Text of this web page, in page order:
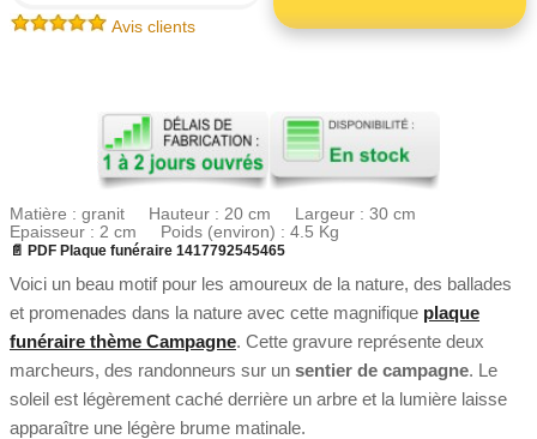
Avis clients
Matière : granit Hauteur : 20 cm Largeur : 30 cm
Epaisseur : 2 cm Poids (environ) : 4.5 Kg
📄 PDF Plaque funéraire 1417792545465
Voici un beau motif pour les amoureux de la nature, des ballades
et promenades dans la nature avec cette magnifique plaque
funéraire thème Campagne. Cette gravure représente deux
marcheurs, des randonneurs sur un sentier de campagne. Le
soleil est légèrement caché derrière un arbre et la lumière laisse
apparaître une légère brume matinale.